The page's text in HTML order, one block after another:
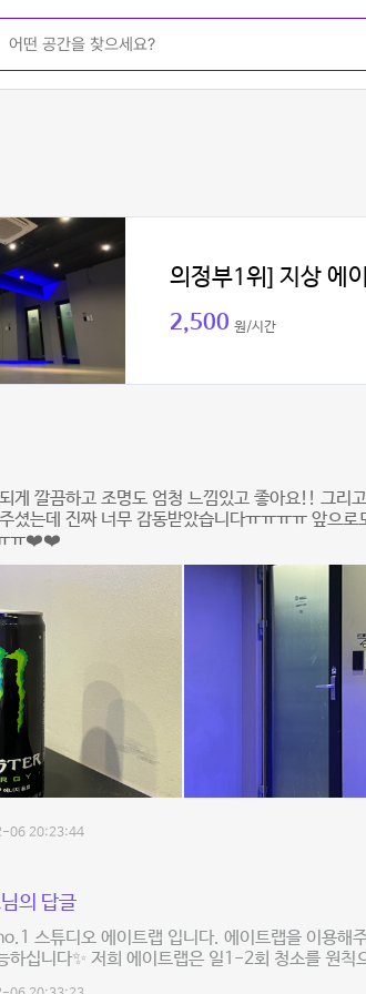
의정부1위] 지상 에
2,500 원/시간
게 깔끔하고 조명도 엄청 느낌있고 좋아요!! 그리
셨는데 진짜 너무 감동받았습니다ㅠㅠㅠㅠ 앞으
ㅠ❤️❤️
06 20:23:44
의 답글
스튜디오 에이트랩 입니다. 에이트랩을 이용해
하십니다✨ 저희 에이트랩은 일1-2회 청소를 원칙